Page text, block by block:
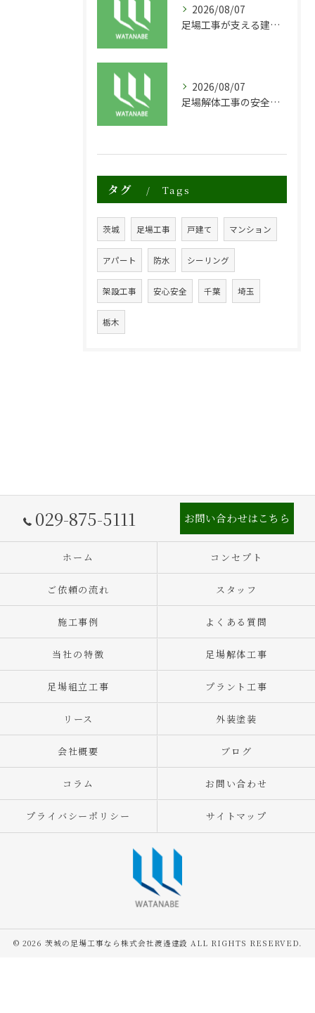
2026/08/07
足場工事が支える建物の長寿命化と外装塗装の重要性
2026/08/07
足場解体工事の安全性と効率化のポイント
タグ Tags
茨城 足場工事 戸建て マンション
アパート 防水 シーリング
架設工事 安心安全 千葉 埼玉
栃木
029-875-5111 お問い合わせはこちら
ホーム コンセプト
ご依頼の流れ スタッフ
施工事例 よくある質問
当社の特徴 足場解体工事
足場組立工事 プラント工事
リース 外装塗装
会社概要 ブログ
コラム お問い合わせ
プライバシーポリシー サイトマップ
© 2026 茨城の足場工事なら株式会社渡邊建設 ALL RIGHTS RESERVED.